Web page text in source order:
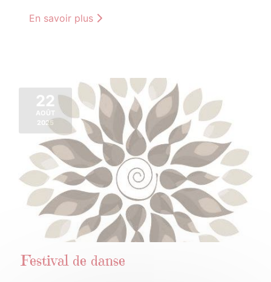
En savoir plus
22
AOÛT
2025
Festival de danse